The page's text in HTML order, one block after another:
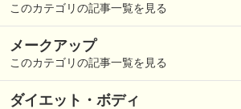
このカテゴリの記事一覧を見る
メークアップ
このカテゴリの記事一覧を見る
ダイエット・ボディ